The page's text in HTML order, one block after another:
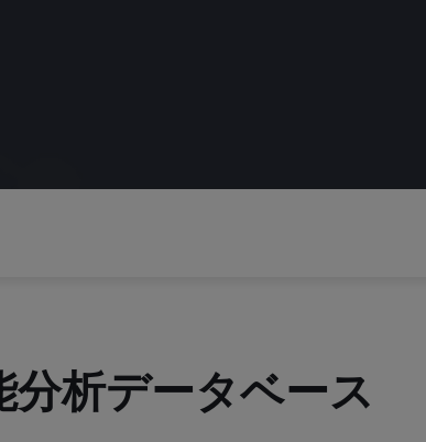
析データベース